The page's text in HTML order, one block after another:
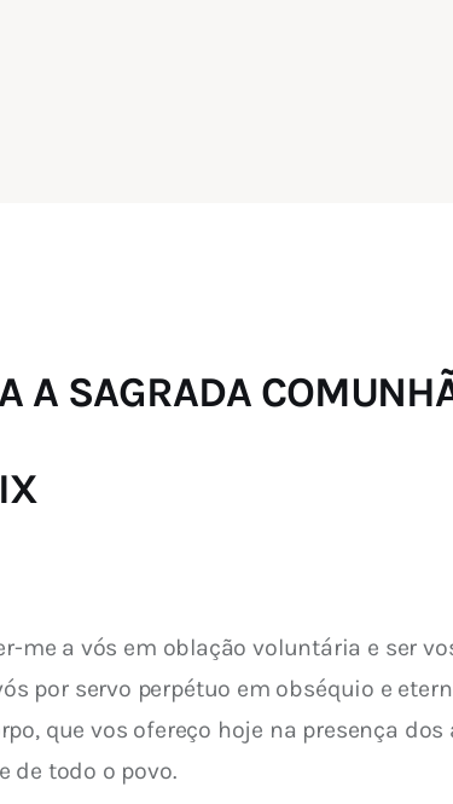
A SAGRADA
me a vós em oblação voluntária e ser
por servo perpétuo em obséquio e
que vos ofereço hoje na presença dos
de todo o povo.